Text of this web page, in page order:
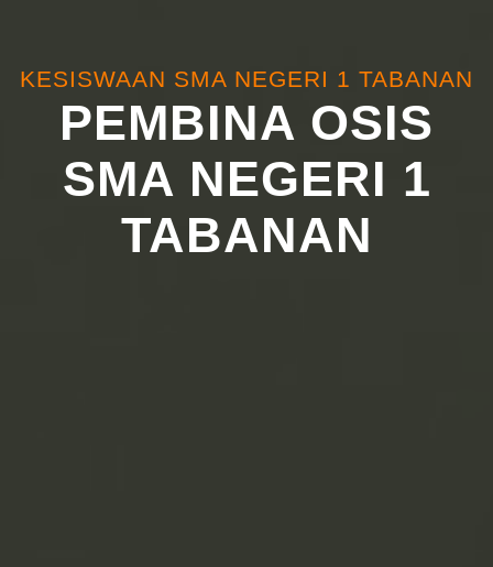
KESISWAAN SMA NEGERI 1 TABANAN
PEMBINA OSIS
SMA NEGERI 1
TABANAN